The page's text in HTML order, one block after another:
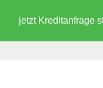
jetzt Kreditanfrage